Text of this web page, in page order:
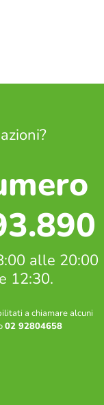
alle 20:00
12:30.
a chiamare alcuni
02 92804658